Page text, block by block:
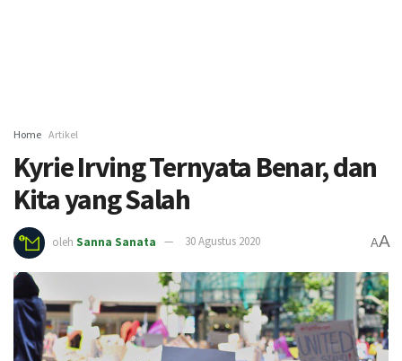
Home Artikel
Kyrie Irving Ternyata Benar, dan
Kita yang Salah
oleh Sanna Sanata 30 Agustus 2020 AA